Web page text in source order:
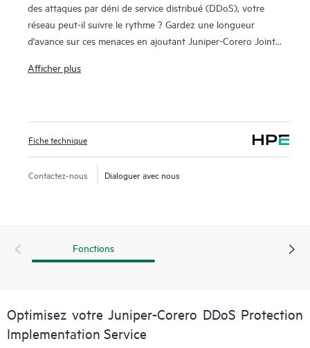
des attaques par déni de service distribué (DDoS), votre
réseau peut-il suivre le rythme ? Gardez une longueur
d'avance sur ces menaces en ajoutant Juniper-Corero Joint
existantes.
sur les routeurs Juniper MX Series et Juniper PTX Series
offre une détection DDoS en temps réel et une atténuation
du débit de ligne. Vous bénéficiez d’une surveillance
permanente au niveau des paquets, d’une analyse
Afficher plus
Fiche technique
Contactez-nous Dialoguer avec nous
Fonctions
Optimisez votre Juniper-Corero DDoS Protection
Implementation Service